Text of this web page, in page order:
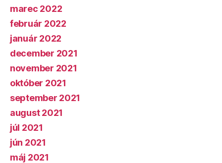
marec 2022
február 2022
január 2022
december 2021
november 2021
október 2021
september 2021
august 2021
júl 2021
jún 2021
máj 2021